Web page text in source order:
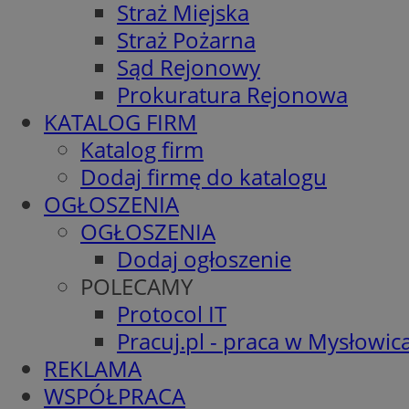
Straż Miejska
Straż Pożarna
Sąd Rejonowy
Prokuratura Rejonowa
KATALOG FIRM
Katalog firm
Dodaj firmę do katalogu
OGŁOSZENIA
OGŁOSZENIA
Dodaj ogłoszenie
POLECAMY
Protocol IT
Pracuj.pl - praca w
REKLAMA
WSPÓŁPRACA